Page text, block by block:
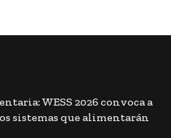
WESS 2026 convoca a
sistemas que alimentarán